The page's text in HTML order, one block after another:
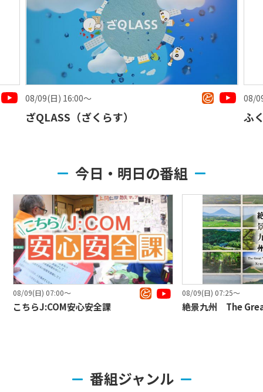
ふくあじ
今日・明日の番組
08/09(日) 07:00〜
こちらJ:COM安心安全課
08/09(日) 07:25〜
絶景九州 The
番組ジャンル